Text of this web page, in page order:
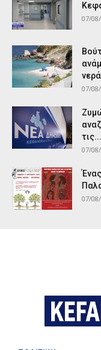
07/
07/
τις...
07/
07/